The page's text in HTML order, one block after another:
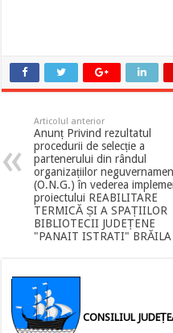
Articolul anterior
Anunț Privind rezultatul
procedurii de selecție a
partenerului din rândul
organizațiilor
(O.N.G.) în vederea
proiectului REABILITARE
TERMICĂ ȘI A SPAȚIILOR
BIBLIOTECII JUDEȚENE
"PANAIT ISTRATI" BRĂILA
CONSILIUL